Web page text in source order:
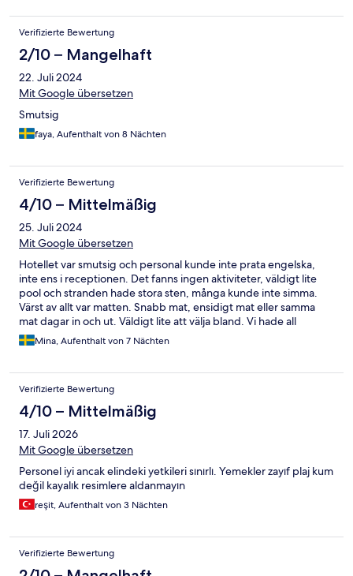
Verifizierte Bewertung
2/10 – Mangelhaft
22. Juli 2024
Mit Google übersetzen
Smutsig
faya, Aufenthalt von 8 Nächten
Verifizierte Bewertung
4/10 – Mittelmäßig
25. Juli 2024
Mit Google übersetzen
Hotellet var smutsig och personal kunde inte prata engelska,
inte ens i receptionen. Det fanns ingen aktiviteter, väldigt lite
pool och stranden hade stora sten, många kunde inte simma.
Värst av allt var matten. Snabb mat, ensidigt mat eller samma
mat dagar in och ut. Väldigt lite att välja bland. Vi hade all
inklusive men åt och drack ute under hela vistelsen.
Rekommenderar inte alls. Med pengarna kan man hitta mycket
Mina, Aufenthalt von 7 Nächten
Verifizierte Bewertung
4/10 – Mittelmäßig
17. Juli 2026
Mit Google übersetzen
Personel iyi ancak elindeki yetkileri sınırlı. Yemekler zayıf plaj kum
değil kayalık resimlere aldanmayın
reşit, Aufenthalt von 3 Nächten
Verifizierte Bewertung